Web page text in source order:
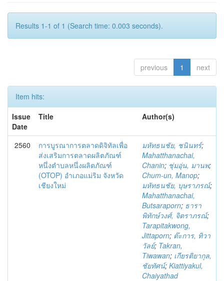
Results 1-1 of 1 (Search time: 0.003 seconds).
previous 1 next
Item hits:
Issue
Date
Title Author(s)
2560
การบูรณาการตลาดดิจิทัลเพื่อ
ส่งเสริมการตลาดผลิตภัณฑ์
หนึ่งตำบลหนึ่งผลิตภัณฑ์
(OTOP) อำเภอแม่ริม จังหวัด
เชียงใหม่
มหัทธนชัย, ชนินทร์;
Mahatthanachai,
Chanin; ชุ่มอุ่น, มานพ;
Chum-un, Manop;
มหัทธนชัย, บุษราภรณ์;
Mahatthanachai,
Butsaraporn; ธารา
พิทักษ์วงศ์, จิตราภรณ์;
Tarapitakwong,
Jittaporn; ต๊ะการ, ทิวา
วัลย์; Takran,
Tiwawan; เกียรติยากุล,
ชัยทัศน์; Kiattiyakul,
Chaiyathad